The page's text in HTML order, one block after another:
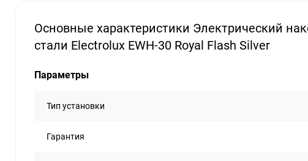
Основные характеристики Электрический
стали Electrolux EWH-30 Royal Flash Silver
Параметры
Тип установки
Гарантия